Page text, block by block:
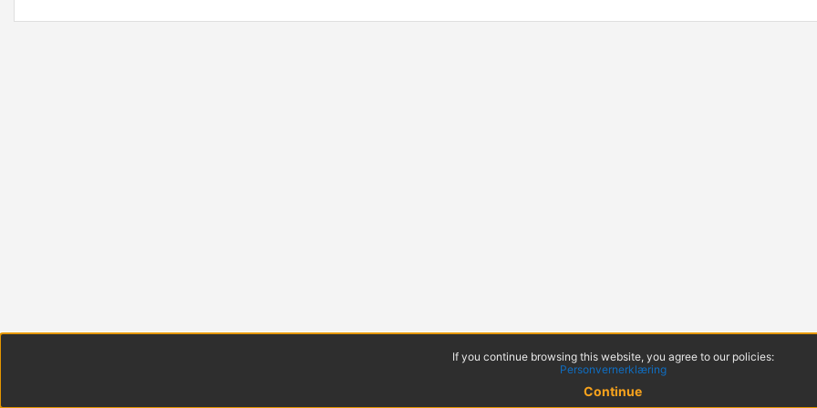
If you continue browsing this website, you agree to our policies:
Personvernerklæring
Continue